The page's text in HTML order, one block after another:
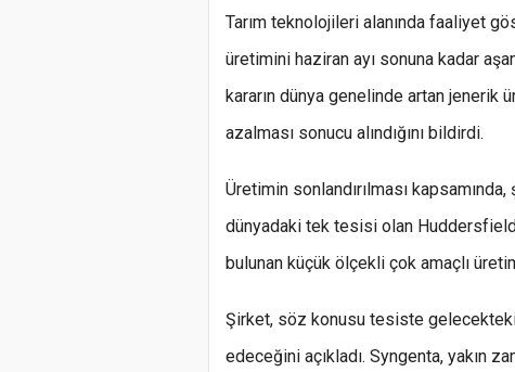
Tarım teknolojileri alanında faaliyet
üretimini haziran ayı sonuna kadar
kararın dünya genelinde artan
azalması sonucu alındığını bildirdi.
Üretimin sonlandırılması
dünyadaki tek tesisi olan
bulunan küçük ölçekli çok amaçlı
Şirket, söz konusu tesiste gelecekteki
edeceğini açıkladı. Syngenta, yakın